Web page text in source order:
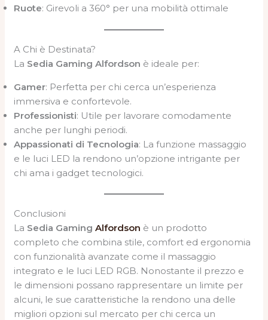
Ruote: Girevoli a 360° per una mobilità ottimale
A Chi è Destinata?
La Sedia Gaming Alfordson è ideale per:
Gamer: Perfetta per chi cerca un’esperienza
immersiva e confortevole.
Professionisti: Utile per lavorare comodamente
anche per lunghi periodi.
Appassionati di Tecnologia: La funzione massaggio
e le luci LED la rendono un’opzione intrigante per
chi ama i gadget tecnologici.
Conclusioni
La Sedia GamingAlfordson è un prodotto
completo che combina stile, comfort ed ergonomia
con funzionalità avanzate come il massaggio
integrato e le luci LED RGB. Nonostante il prezzo e
le dimensioni possano rappresentare un limite per
alcuni, le sue caratteristiche la rendono una delle
migliori opzioni sul mercato per chi cerca un